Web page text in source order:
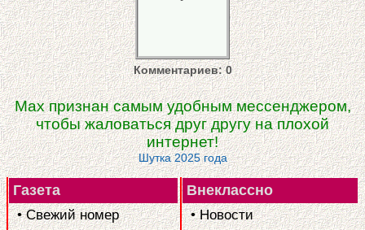
Комментариев: 0
Мах признан самым удобным мессенджером,
чтобы жаловаться друг другу на плохой
интернет!
Шутка 2025 года
Газета
• Свежий номер
Внеклассно
• Новости